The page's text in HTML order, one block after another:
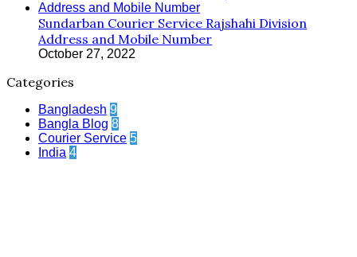
Sundarban Courier Service Rajshahi Division
Address and Mobile Number
October 27, 2022
Categories
Bangladesh 9
Bangla Blog 8
Courier Service 5
India 4